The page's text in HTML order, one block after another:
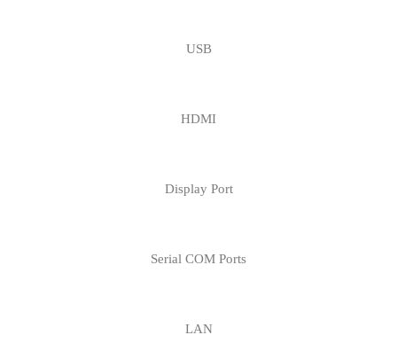
USB
HDMI
Display Port
Serial COM Ports
LAN